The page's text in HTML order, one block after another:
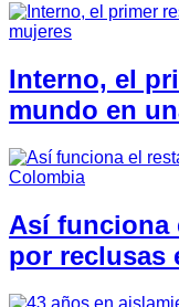
Interno, el
mundo en
Así funciona
por reclusas